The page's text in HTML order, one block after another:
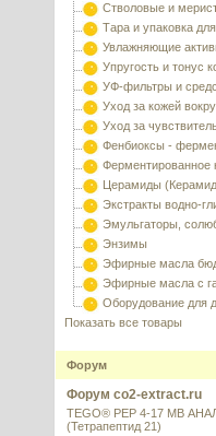
Стволовые и
Тара и упаковка
Увлажняющие
Упругость и тонус
УФ-фильтры и
Уход за кожей
Уход за
Фенбиоксы -
Ферментированное
Церамиды
Экстракты водно-
Эмульгаторы,
Энзимы
Эфирные масла
Эфирные масла с
Оборудование для
Показать все товары
Форум
Форум co2-extract.ru
TEGO® PEP 4-17 MB
(Тетрапептид 21)